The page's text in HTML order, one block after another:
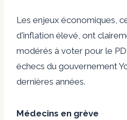
Les enjeux économiques,
d'inflation élevé, ont
modérés à voter pour le
échecs du gouvernement
dernières années.
Médecins en grève